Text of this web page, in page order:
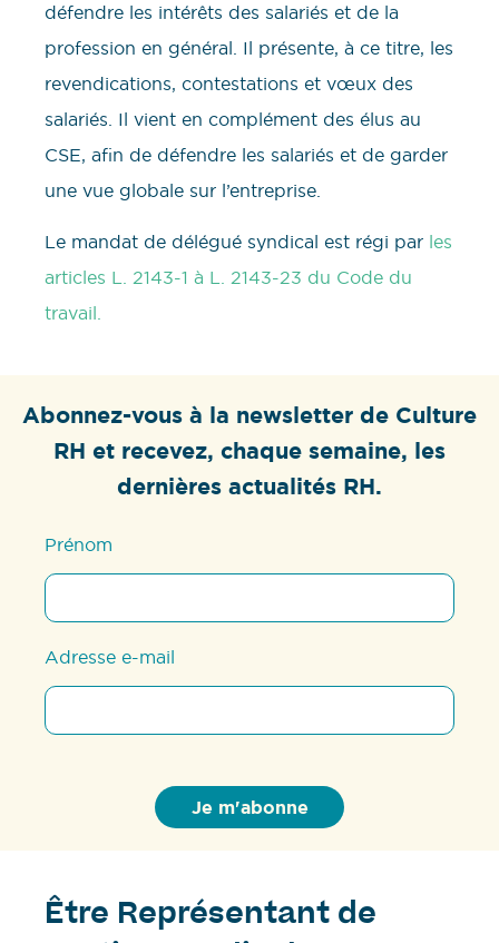
défendre les intérêts des salariés et de la
profession en général. Il présente, à ce titre, les
revendications, contestations et vœux des
salariés. Il vient en complément des élus au
CSE, afin de défendre les salariés et de garder
une vue globale sur l’entreprise.
Le mandat de délégué syndical est régi par les
articles L. 2143-1 à L. 2143-23 du Code du
travail.
Abonnez-vous à la newsletter de Culture
RH et recevez, chaque semaine, les
dernières actualités RH.
Prénom
Adresse e-mail
Être Représentant de